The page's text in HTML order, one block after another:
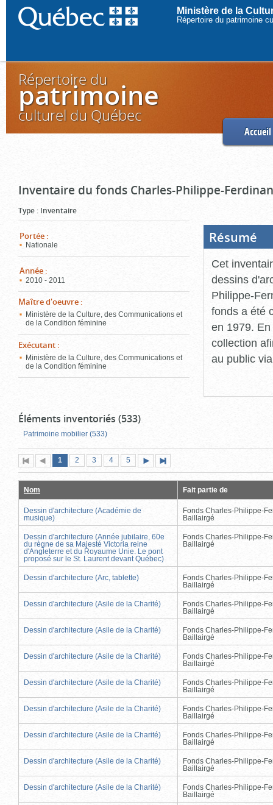
Ministère de la
Répertoire du patrimoine
Répertoire du
patrimoine
culturel du Québec
Accueil
Inventaire du fonds Charles-Philippe-
Type : Inventaire
Portée :
Nationale
Année :
2010 - 2011
Maître d'oeuvre :
Ministère de la Culture, des Communications et
de la Condition féminine
Exécutant :
Ministère de la Culture, des Communications et
de la Condition féminine
Résumé
Cet
dessins
Philippe-
fonds a été
en 1979.
collection
au public
Éléments inventoriés (533)
Patrimoine mobilier (533)
Première
page
Page
précédente
Page
1 (page
actuelle)
Page
2 Page
3 Page
4 Page
5
suivante
page
Nom Fait partie de
Dessin d'architecture (Académie de
musique)
Fonds Charles-Philippe-
Baillairgé
Dessin d'architecture (Année jubilaire, 60e
du règne de sa Majesté Victoria reine
d'Angleterre et du Royaume Unie. Le pont
proposé sur le St. Laurent devant Québec)
Fonds Charles-Philippe-
Baillairgé
Dessin d'architecture (Arc, tablette)
Fonds Charles-Philippe-
Baillairgé
Dessin d'architecture (Asile de la Charité)
Fonds Charles-Philippe-
Baillairgé
Dessin d'architecture (Asile de la Charité)
Fonds Charles-Philippe-
Baillairgé
Dessin d'architecture (Asile de la Charité)
Fonds Charles-Philippe-
Baillairgé
Dessin d'architecture (Asile de la Charité)
Fonds Charles-Philippe-
Baillairgé
Dessin d'architecture (Asile de la Charité)
Fonds Charles-Philippe-
Baillairgé
Dessin d'architecture (Asile de la Charité)
Fonds Charles-Philippe-
Baillairgé
Dessin d'architecture (Asile de la Charité)
Fonds Charles-Philippe-
Baillairgé
Dessin d'architecture (Asile de la Charité)
Fonds Charles-Philippe-
Baillairgé